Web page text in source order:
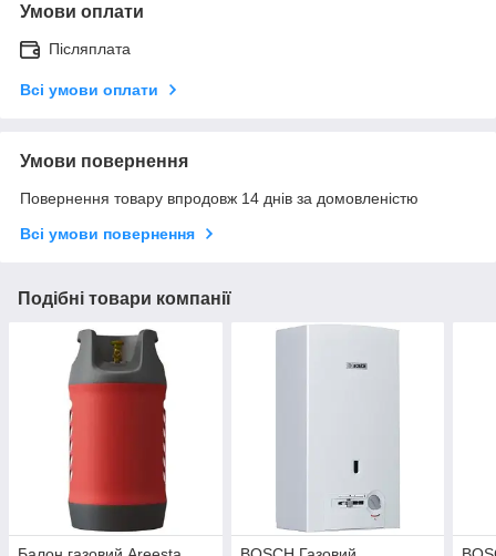
Умови оплати
Післяплата
Всі умови оплати
Умови повернення
Повернення товару впродовж 14 днів за домовленістю
Всі умови повернення
Подібні товари компанії